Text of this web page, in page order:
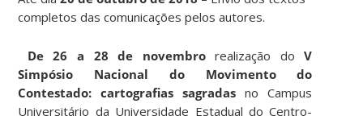
completos das comunicações pelos autores.
De 26 a 28 de novembrorealização doV
Simpósio Nacional do Movimento do
Contestado: cartografias sagradasno Campus
Universitário da Universidade Estadual do Centro-